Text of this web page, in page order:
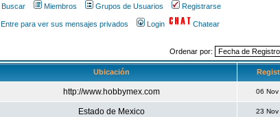
Buscar Miembros Grupos de Usuarios Registrarse
Entre para ver sus mensajes privados Login Chatear
Ordenar por:
Ubicación
http://www.hobbymex.com 06 Nov
Estado de Mexico 23 Nov